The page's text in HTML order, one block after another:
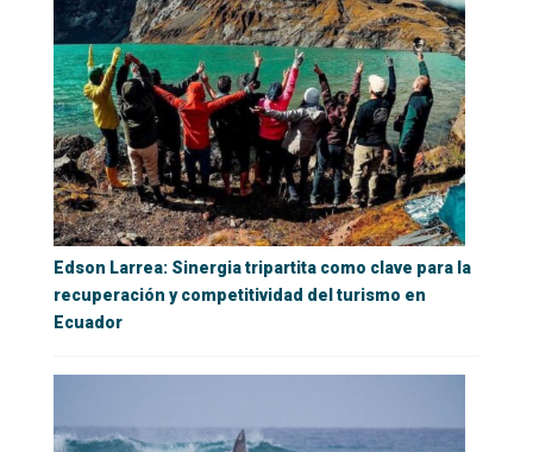
Edson Larrea: Sinergia tripartita como clave para la
recuperación y competitividad del turismo en
Ecuador